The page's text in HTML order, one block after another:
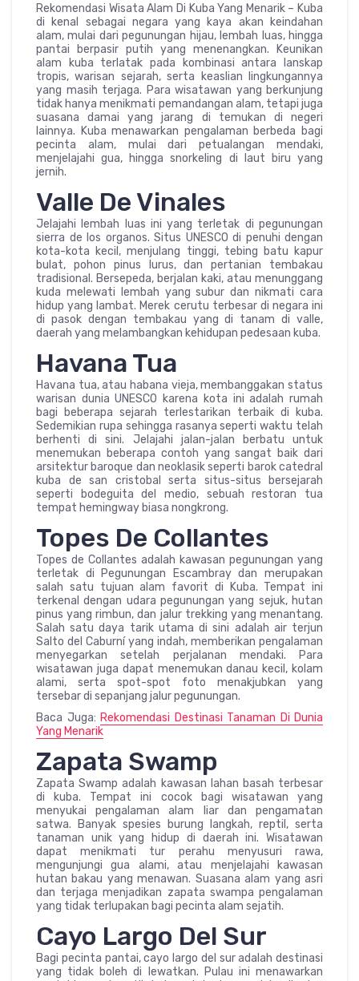
Rekomendasi Wisata Alam Di Kuba Yang Menarik – Kuba
di kenal sebagai negara yang kaya akan keindahan
alam, mulai dari pegunungan hijau, lembah luas, hingga
pantai berpasir putih yang menenangkan. Keunikan
alam kuba terlatak pada kombinasi antara lanskap
tropis, warisan sejarah, serta keaslian lingkungannya
yang masih terjaga. Para wisatawan yang berkunjung
tidak hanya menikmati pemandangan alam, tetapi juga
suasana damai yang jarang di temukan di negeri
lainnya. Kuba menawarkan pengalaman berbeda bagi
pecinta alam, mulai dari petualangan mendaki,
menjelajahi gua, hingga snorkeling di laut biru yang
jernih.
Valle De Vinales
Jelajahi lembah luas ini yang terletak di pegunungan
sierra de los organos. Situs UNESCO di penuhi dengan
kota-kota kecil, menjulang tinggi, tebing batu kapur
bulat, pohon pinus lurus, dan pertanian tembakau
tradisional. Bersepeda, berjalan kaki, atau menunggang
kuda melewati lembah yang subur dan nikmati cara
hidup yang lambat. Merek cerutu terbesar di negara ini
di pasok dengan tembakau yang di tanam di valle,
daerah yang melambangkan kehidupan pedesaan kuba.
Havana Tua
Havana tua, atau habana vieja, membanggakan status
warisan dunia UNESCO karena kota ini adalah rumah
bagi beberapa sejarah terlestarikan terbaik di kuba.
Sedemikian rupa sehingga rasanya seperti waktu telah
berhenti di sini. Jelajahi jalan-jalan berbatu untuk
menemukan beberapa contoh yang sangat baik dari
arsitektur baroque dan neoklasik seperti barok catedral
kuba de san cristobal serta situs-situs bersejarah
seperti bodeguita del medio, sebuah restoran tua
tempat hemingway biasa nongkrong.
Topes De Collantes
Topes de Collantes adalah kawasan pegunungan yang
terletak di Pegunungan Escambray dan merupakan
salah satu tujuan alam favorit di Kuba. Tempat ini
terkenal dengan udara pegunungan yang sejuk, hutan
pinus yang rimbun, dan jalur trekking yang menantang.
Salah satu daya tarik utama di sini adalah air terjun
Salto del Caburní yang indah, memberikan pengalaman
menyegarkan setelah perjalanan mendaki. Para
wisatawan juga dapat menemukan danau kecil, kolam
alami, serta spot-spot foto menakjubkan yang
tersebar di sepanjang jalur pegunungan.
Baca Juga: Rekomendasi Destinasi Tanaman Di Dunia
Yang Menarik
Zapata Swamp
Zapata Swamp adalah kawasan lahan basah terbesar
di kuba. Tempat ini cocok bagi wisatawan yang
menyukai pengalaman alam liar dan pengamatan
satwa. Banyak spesies burung langkah, reptil, serta
tanaman unik yang hidup di daerah ini. Wisatawan
dapat menikmati tur perahu menyusuri rawa,
mengunjungi gua alami, atau menjelajahi kawasan
hutan bakau yang menawan. Suasana alam yang asri
dan terjaga menjadikan zapata swampa pengalaman
yang tidak terlupakan bagi pecinta alam sejatih.
Cayo Largo Del Sur
Bagi pecinta pantai, cayo largo del sur adalah destinasi
yang tidak boleh di lewatkan. Pulau ini menawarkan